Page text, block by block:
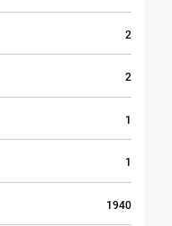
2
2
1
1
1940